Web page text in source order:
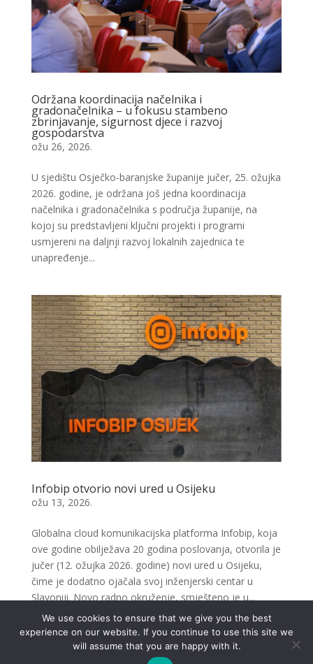
Održana koordinacija načelnika i
gradonačelnika – u fokusu stambeno
zbrinjavanje, sigurnost djece i razvoj
gospodarstva
ožu 26, 2026.
U sjedištu Osječko-baranjske županije jučer, 25. ožujka
2026. godine, je održana još jedna koordinacija
načelnika i gradonačelnika s područja županije, na
kojoj su predstavljeni ključni projekti i programi
usmjereni na daljnji razvoj lokalnih zajednica te
unapređenje...
Infobip otvorio novi ured u Osijeku
ožu 13, 2026.
Globalna cloud komunikacijska platforma Infobip, koja
ove godine obilježava 20 godina poslovanja, otvorila je
jučer (12. ožujka 2026. godine) novi ured u Osijeku,
čime je dodatno ojačala svoj inženjerski centar u
Slavoniji. Novo radno okruženje, smješteno je u...
« Older Entries
We use cookies to ensure that we give you the best
experience on our website. If you continue to use this site we
will assume that you are happy with it.